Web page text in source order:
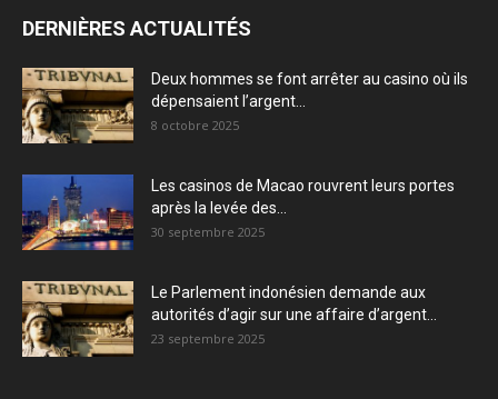
DERNIÈRES ACTUALITÉS
Deux hommes se font arrêter au casino où ils
dépensaient l’argent...
8 octobre 2025
Les casinos de Macao rouvrent leurs portes
après la levée des...
30 septembre 2025
Le Parlement indonésien demande aux
autorités d’agir sur une affaire d’argent...
23 septembre 2025